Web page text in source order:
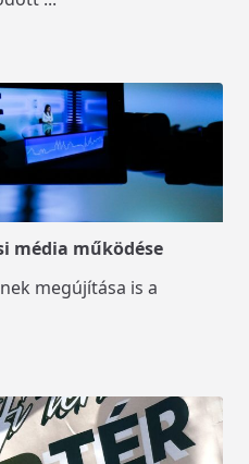
média működése
megújítása is a